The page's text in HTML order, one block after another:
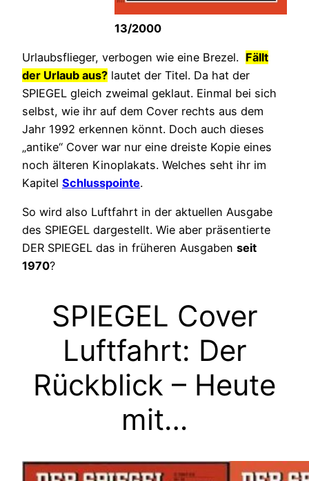
13/2000
Urlaubsflieger, verbogen wie eine Brezel. Fällt
der Urlaub aus? lautet der Titel. Da hat der
SPIEGEL gleich zweimal geklaut. Einmal bei sich
selbst, wie ihr auf dem Cover rechts aus dem
Jahr 1992 erkennen könnt. Doch auch dieses
„antike“ Cover war nur eine dreiste Kopie eines
noch älteren Kinoplakats. Welches seht ihr im
Kapitel Schlusspointe.
So wird also Luftfahrt in der aktuellen Ausgabe
des SPIEGEL dargestellt. Wie aber präsentierte
DER SPIEGEL das in früheren Ausgaben seit
1970?
SPIEGEL Cover
Luftfahrt: Der
Rückblick – Heute
mit…